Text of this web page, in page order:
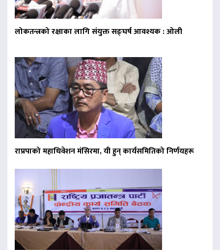
लोकतन्त्रको रक्षाका लागि संयुक्त सङ्घर्ष आवश्यक : ओली
राप्रपाको महाधिवेशन मंसिरमा, यी हुन् कार्यसमितिको निर्णयहरू